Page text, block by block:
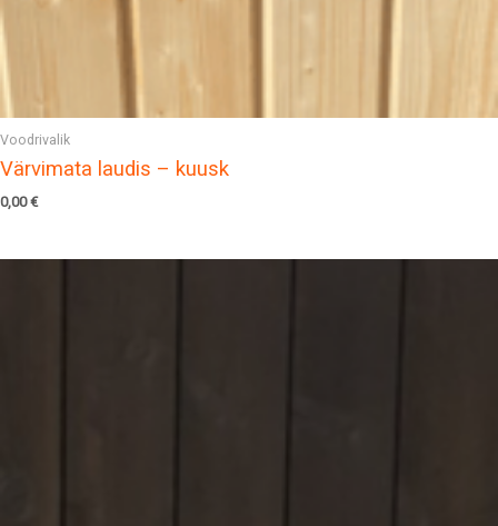
Voodrivalik
Värvimata laudis – kuusk
0,00€